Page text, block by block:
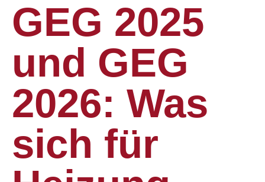
GEG 2025
und GEG
2026: Was
sich für